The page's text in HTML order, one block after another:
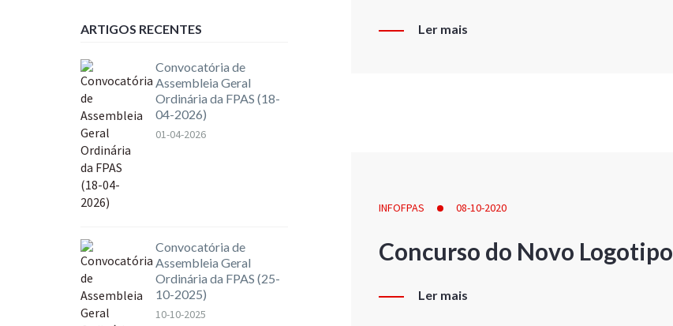
Ler mais
INFOFPAS 08-10-2020
Concurso do Novo Logotipo
Ler mais
ARTIGOS RECENTES
Convocatória de
Assembleia Geral
Ordinária da FPAS (18-
04-2026)
01-04-2026
Convocatória de
Assembleia Geral
Ordinária da FPAS (25-
10-2025)
10-10-2025